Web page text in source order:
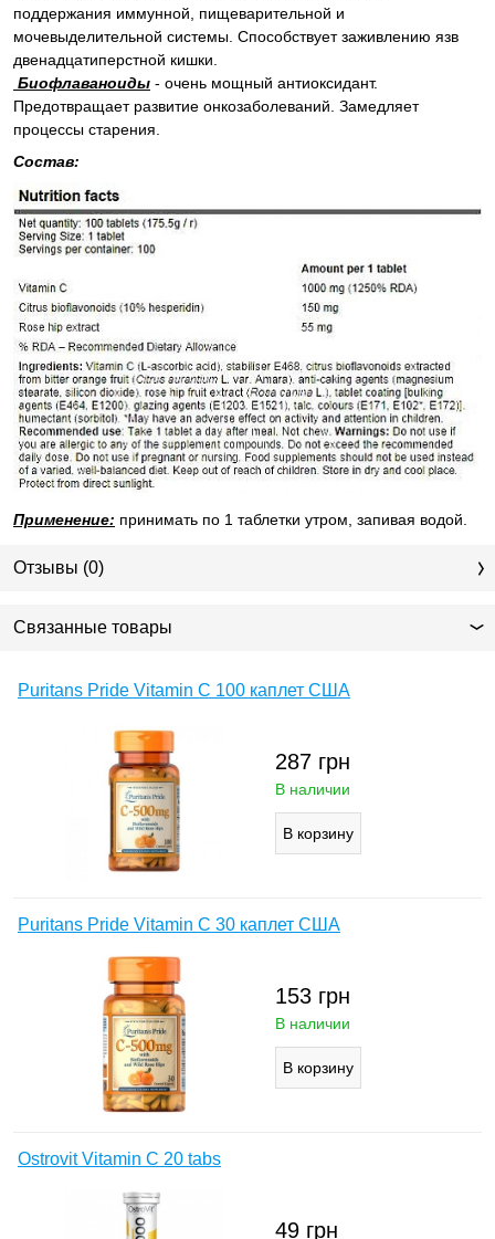
поддержания иммунной, пищеварительной и
мочевыделительной системы. Способствует заживлению язв
двенадцатиперстной кишки.
Биофлаваноиды - очень мощный антиоксидант.
Предотвращает развитие онкозаболеваний. Замедляет
процессы старения.
Состав:
Применение: принимать по 1 таблетки утром, запивая водой.
Отзывы (0)
Связанные товары
Puritans Pride Vitamin C 100 каплет США
287 грн
В наличии
Puritans Pride Vitamin C 30 каплет США
153 грн
В наличии
Ostrovit Vitamin C 20 tabs
49 грн